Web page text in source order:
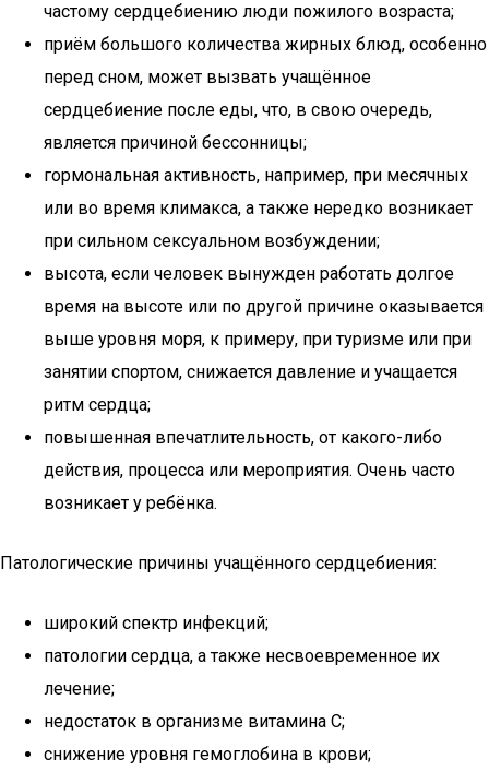
частому сердцебиению люди пожилого возраста;
приём большого количества жирных блюд, особенно
перед сном, может вызвать учащённое
сердцебиение после еды, что, в свою очередь,
является причиной бессонницы;
гормональная активность, например, при месячных
или во время климакса, а также нередко возникает
при сильном сексуальном возбуждении;
высота, если человек вынужден работать долгое
время на высоте или по другой причине оказывается
выше уровня моря, к примеру, при туризме или при
занятии спортом, снижается давление и учащается
ритм сердца;
повышенная впечатлительность, от какого-либо
действия, процесса или мероприятия. Очень часто
возникает у ребёнка.
Патологические причины учащённого сердцебиения:
широкий спектр инфекций;
патологии сердца, а также несвоевременное их
лечение;
недостаток в организме витамина С;
снижение уровня гемоглобина в крови;